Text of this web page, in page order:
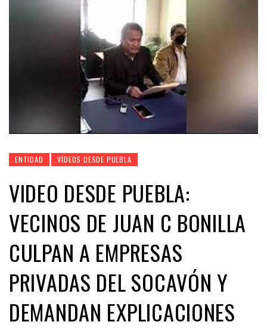
ENTIDAD VÍDEOS DESDE PUEBLA
VIDEO DESDE PUEBLA:
VECINOS DE JUAN C BONILLA
CULPAN A EMPRESAS
PRIVADAS DEL SOCAVÓN Y
DEMANDAN EXPLICACIONES